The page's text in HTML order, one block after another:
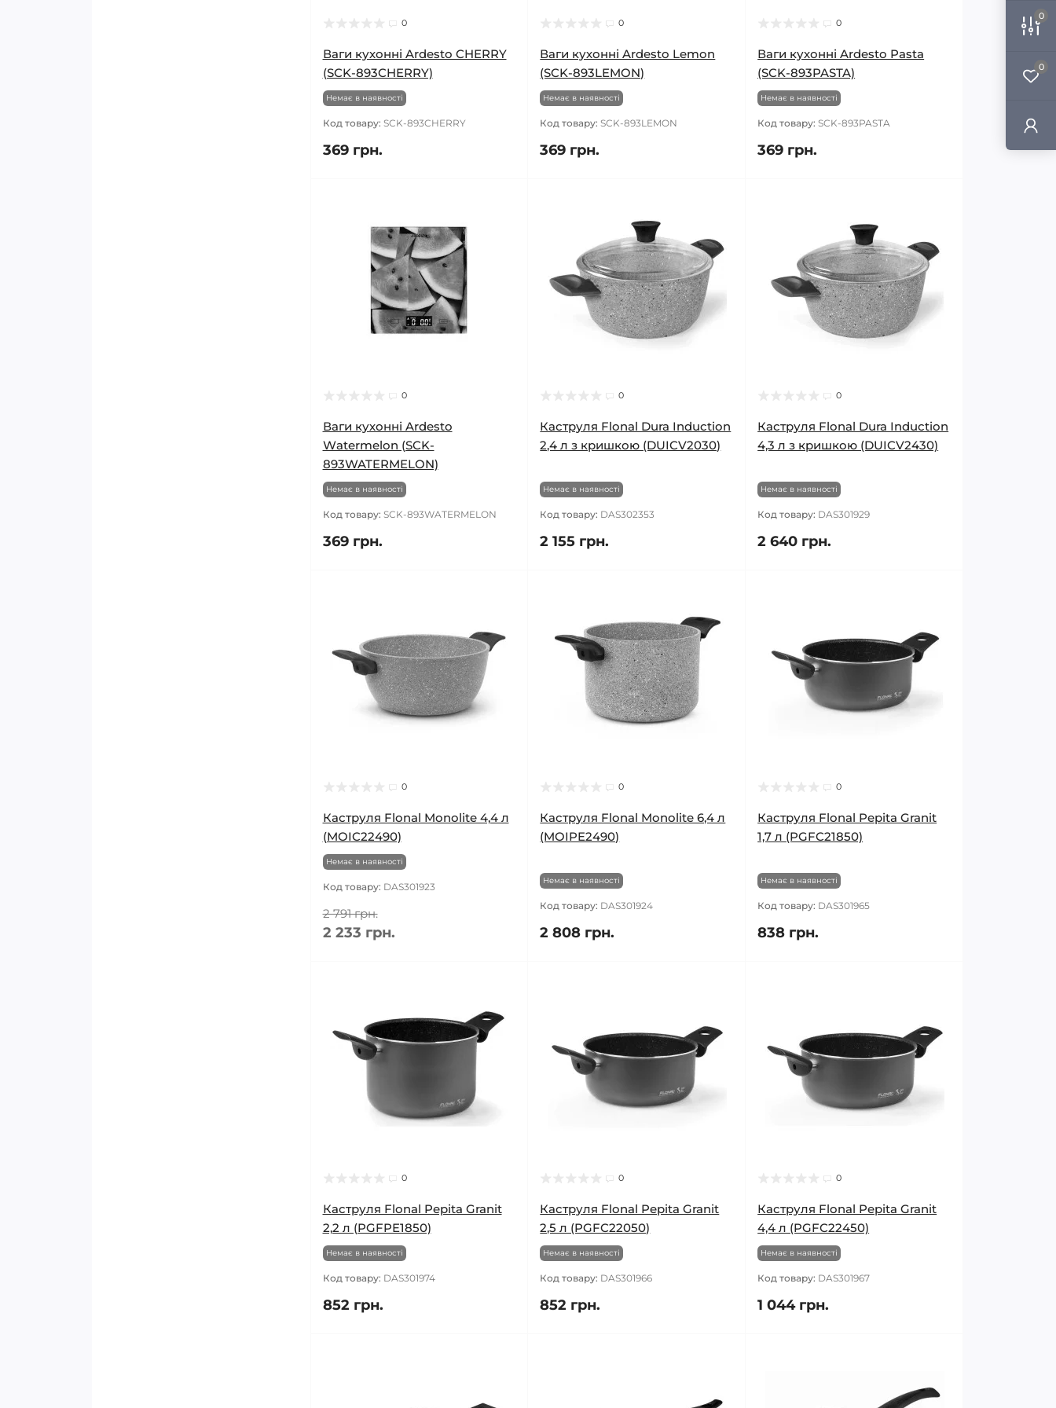
0
0
0
Ваги кухонні Ardesto CHERRY
(SCK-893CHERRY)
Немає в наявності
Код товару: SCK-893CHERRY
369 грн.
0
Ваги кухонні Ardesto Lemon
(SCK-893LEMON)
Немає в наявності
Код товару:SCK-893LEMON
369 грн.
0
Ваги кухонні Ardesto Pasta
(SCK-893PASTA)
Немає в наявності
Код товару:SCK-893PASTA
369 грн.
0
Ваги кухонні Ardesto
Wаtermelon (SCK-
893WATERMELON)
Немає в наявності
Код товару: SCK-893WATERMELON
369 грн.
0
Каструля Flonal Dura Induction
2,4 л з кришкою (DUICV2030)
Немає в наявності
Код товару: DAS302353
2 155 грн.
0
Каструля Flonal Dura Induction
4,3 л з кришкою (DUICV2430)
Немає в наявності
Код товару: DAS301929
2 640 грн.
0
Каструля Flonal Monolite 4,4 л
(MOIC22490)
Немає в наявності
Код товару: DAS301923
2 791 грн.
2 233 грн.
0
Каструля Flonal Monolite 6,4 л
(MOIPE2490)
Немає в наявності
Код товару: DAS301924
2 808 грн.
0
Каструля Flonal Pepita Granit
1,7 л (PGFC21850)
Немає в наявності
Код товару: DAS301965
838 грн.
0
Каструля Flonal Pepita Granit
2,2 л (PGFPE1850)
Немає в наявності
Код товару: DAS301974
852 грн.
0
Каструля Flonal Pepita Granit
2,5 л (PGFC22050)
Немає в наявності
Код товару: DAS301966
852 грн.
0
Каструля Flonal Pepita Granit
4,4 л (PGFC22450)
Немає в наявності
Код товару: DAS301967
1 044 грн.